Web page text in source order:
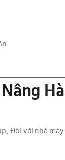
Đối với nhà